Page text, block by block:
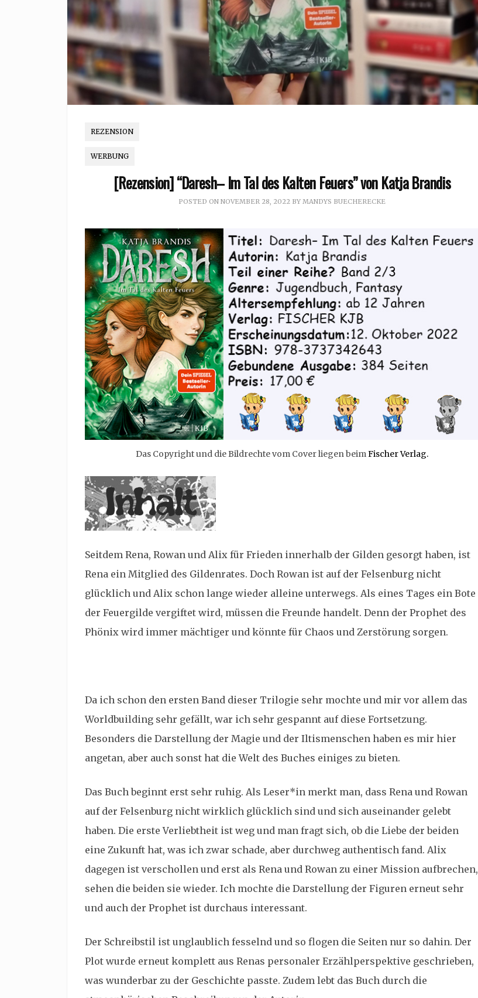
REZENSION
WERBUNG
[Rezension] “Daresh– Im Tal des Kalten Feuers” von Katja Brandis
POSTED ON NOVEMBER 28, 2022 BY MANDYS BUECHERECKE
Das Copyright und die Bildrechte vom Cover liegen beimFischer Verlag.
Seitdem Rena, Rowan und Alix für Frieden innerhalb der Gilden gesorgt haben, ist
Rena ein Mitglied des Gildenrates. Doch Rowan ist auf der Felsenburg nicht
glücklich und Alix schon lange wieder alleine unterwegs. Als eines Tages ein Bote
der Feuergilde vergiftet wird, müssen die Freunde handelt. Denn der Prophet des
Phönix wird immer mächtiger und könnte für Chaos und Zerstörung sorgen.
Da ich schon den ersten Band dieser Trilogie sehr mochte und mir vor allem das
Worldbuilding sehr gefällt, war ich sehr gespannt auf diese Fortsetzung.
Besonders die Darstellung der Magie und der Iltismenschen haben es mir hier
angetan, aber auch sonst hat die Welt des Buches einiges zu bieten.
Das Buch beginnt erst sehr ruhig. Als Leser*in merkt man, dass Rena und Rowan
auf der Felsenburg nicht wirklich glücklich sind und sich auseinander gelebt
haben. Die erste Verliebtheit ist weg und man fragt sich, ob die Liebe der beiden
eine Zukunft hat, was ich zwar schade, aber durchweg authentisch fand. Alix
dagegen ist verschollen und erst als Rena und Rowan zu einer Mission aufbrechen,
sehen die beiden sie wieder. Ich mochte die Darstellung der Figuren erneut sehr
und auch der Prophet ist durchaus interessant.
Der Schreibstil ist unglaublich fesselnd und so flogen die Seiten nur so dahin. Der
Plot wurde erneut komplett aus Renas personaler Erzählperspektive geschrieben,
was wunderbar zu der Geschichte passte. Zudem lebt das Buch durch die